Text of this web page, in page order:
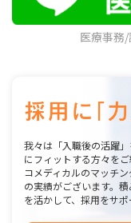
医療事
我々は「入職後の活躍
にフィットする方々をご
コメディカルのマッチ
の実績がございます。
を活かして、採用をサポ